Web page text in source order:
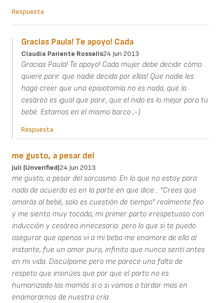
Respuesta
Gracias Paula! Te apoyo! Cada
Claudia Pariente Rossells24 Jun 2013
Gracias Paula! Te apoyo! Cada mujer debe decidir cómo
quiere parir. que nadie decida por ellas! Que nadie les
haga creer que una episiotomía no es nada, que la
cesárea es igual que parir, que el nido es lo mejor para tu
bebé. Estamos en el mismo barco ;-)
Respuesta
me gusto, a pesar del
Juli (unverified)24 Jun 2013
me gusto, a pesar del sarcasmo. En lo que no estoy para
nada de acuerdo es en la parte en que dice... "Crees que
amarás al bebé, solo es cuestión de tiempo" realmente feo
y me siento muy tocada, mi primer parto irrespetuoso con
inducción y cesárea innecesaria. pero lo que si te puedo
asegurar que apenas vi a mi beba me enamore de ella al
instante, fue un amor puro, infinito que nunca sentí antes
en mi vida. Discúlpame pero me parece una falta de
respeto que insinúes que por que el parto no es
humanizado las mamás si o si vamos a tardar mas en
enamorarnos de nuestra cría.